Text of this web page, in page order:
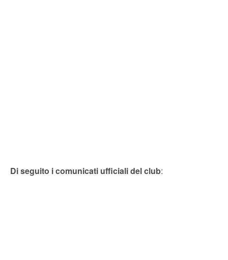
Di seguito i comunicati ufficiali del club: